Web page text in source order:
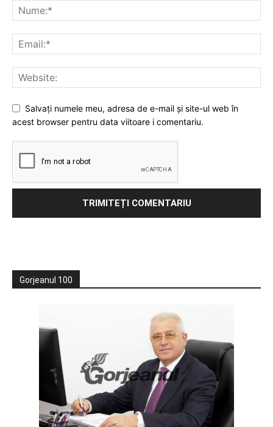
Salvați numele meu, adresa de e-mail și site-ul web în
acest browser pentru data viitoare i comentariu.
Gorjeanul 100